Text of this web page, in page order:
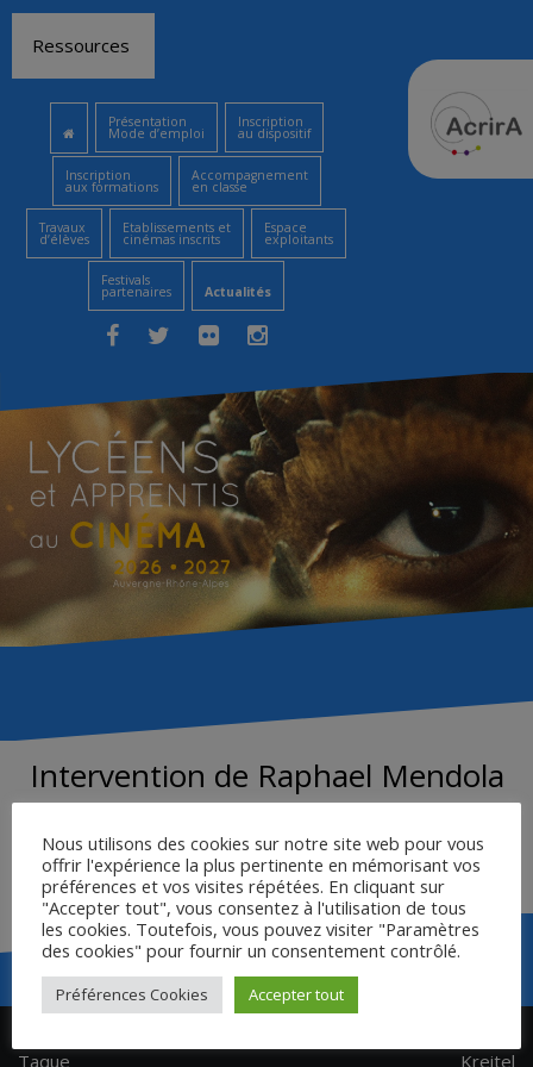
contenu
Ressources
Présentation
Mode d’emploi
Inscription
au dispositif
Inscription
aux formations
Accompagnement
en classe
Travaux
d’élèves
Etablissements et
cinémas inscrits
Espace
exploitants
Festivals
partenaires Actualités
Intervention de Raphael Mendola
EXPLOITATION PÉDAGOGIQUE
Navigation
Taque
Kreitel
Nous utilisons des cookies sur notre site web pour vous
offrir l'expérience la plus pertinente en mémorisant vos
préférences et vos visites répétées. En cliquant sur
"Accepter tout", vous consentez à l'utilisation de tous
les cookies. Toutefois, vous pouvez visiter "Paramètres
des cookies" pour fournir un consentement contrôlé.
Préférences Cookies Accepter tout